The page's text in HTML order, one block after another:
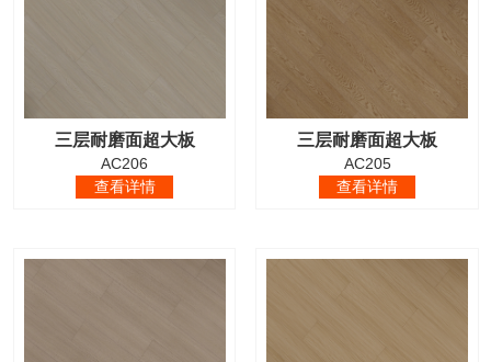
三层耐磨面超大板
AC206
查看详情
三层耐磨面超大板
AC205
查看详情